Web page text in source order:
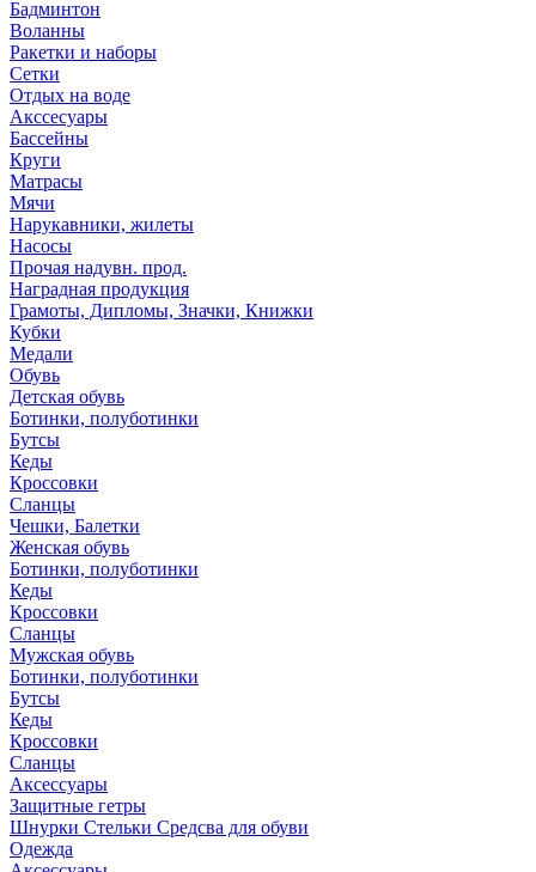
Бадминтон
Воланны
Ракетки и наборы
Сетки
Отдых на воде
Акссесуары
Бассейны
Круги
Матрасы
Мячи
Нарукавники, жилеты
Насосы
Прочая надувн. прод.
Наградная продукция
Грамоты, Дипломы, Значки, Книжки
Кубки
Медали
Обувь
Детская обувь
Ботинки, полуботинки
Бутсы
Кеды
Кроссовки
Сланцы
Чешки, Балетки
Женская обувь
Ботинки, полуботинки
Кеды
Кроссовки
Сланцы
Мужская обувь
Ботинки, полуботинки
Бутсы
Кеды
Кроссовки
Сланцы
Аксессуары
Защитные гетры
Шнурки Стельки Средсва для обуви
Одежда